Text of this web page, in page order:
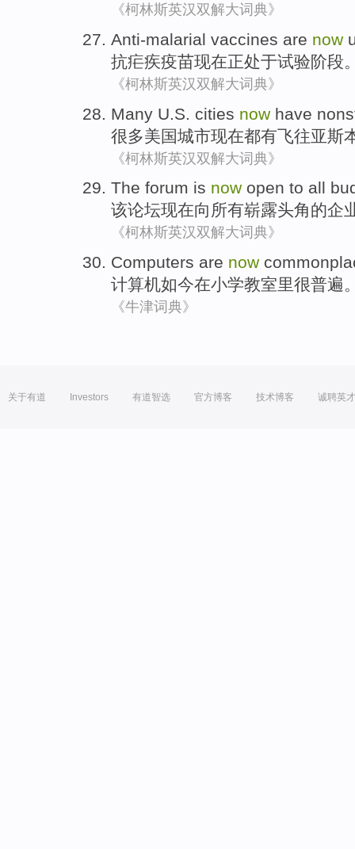
《柯林斯英汉双解大词典》
Anti-malarial vaccines are now
抗疟疾疫苗现在正处于试验阶段
《柯林斯英汉双解大词典》
Many U.S. cities now have
很多美国城市现在都有飞往亚斯
《柯林斯英汉双解大词典》
The forum is now open to all
该论坛现在向 所有崭露头角的企
《柯林斯英汉双解大词典》
Computers are now
计算机如今在小学教室里很普遍
《牛津词典》
关于有道 Investors 有道智选 官方博客 技术博客 诚聘英才